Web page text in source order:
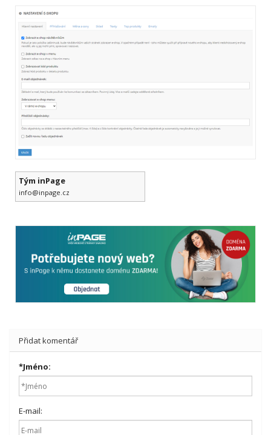
Tým inPage
info@inpage.cz
Přidat komentář
*Jméno:
E-mail: